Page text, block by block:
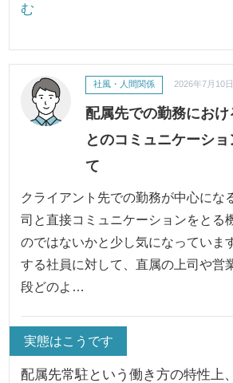
む
配属先での勤務におけ
とのコミュニケーシ
て
社風・人間関係 2026年7月10
クライアント先での勤務が中心にな
司と直接コミュニケーションをとる
のではないかと少し気になっていま
する社員に対して、直属の上司や営
段どのよ…
実態はこうです
配属先常駐という働き方の特性上